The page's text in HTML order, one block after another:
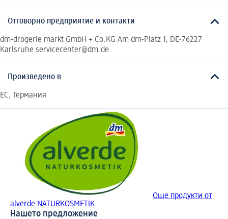
Отговорно предприятие и контакти
dm-drogerie markt GmbH + Co.KG Am dm-Platz 1, DE-76227
Karlsruhe servicecenter@dm.de
Произведено в
EC, Германия
Още продукти от
alverde NATURKOSMETIK
Нашето предложение